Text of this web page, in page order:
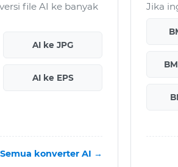
file AI ke banyak
AI ke JPG
AI ke EPS
Semua konverter AI →
Jika